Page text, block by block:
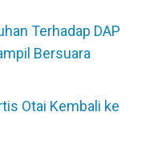
Terhadap DAP
Bersuara
Otai Kembali ke